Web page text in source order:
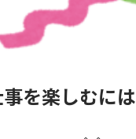
を楽しむに